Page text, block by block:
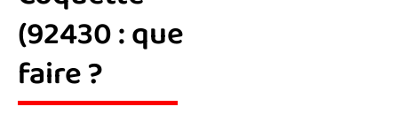
(92430 : que
faire ?